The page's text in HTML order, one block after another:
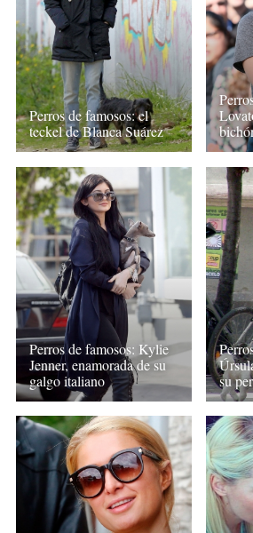
Perros de famosos: el
teckel de Blanca Suárez
Perros de famosos: Kylie
Jenner, enamorada de su
galgo italiano
su